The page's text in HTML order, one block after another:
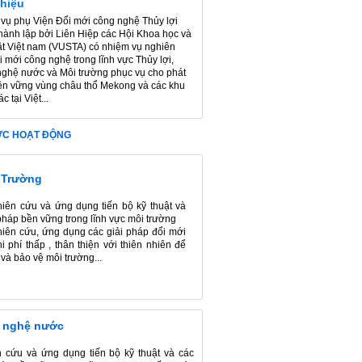
phụ Viện Đổi mới công nghệ Thủy lợi
lập bởi Liên Hiệp các Hội Khoa học và
Việt nam (VUSTA) có nhiệm vụ nghiên
mới công nghệ trong lĩnh vực Thủy lợi,
nước và Môi trường phục vụ cho phát
vững vùng châu thổ Mekong và các khu
tại Việt...
HOẠT ĐỘNG
cứu và ứng dụng tiến bộ kỹ thuật và
bền vững trong lĩnh vực môi trường
cứu, ứng dụng các giải pháp đổi mới
phí thấp , thân thiện với thiên nhiên để
bảo vệ môi trường...
nghệ nước
cứu và ứng dụng tiến bộ kỹ thuật và các